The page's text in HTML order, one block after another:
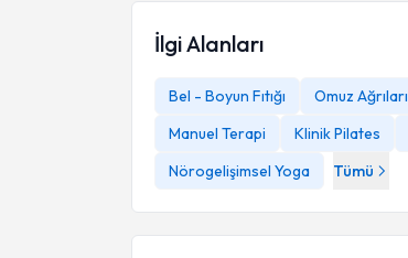
İlgi Alanları
Bel - Boyun Fıtığı Omuz Ağrıları
Manuel Terapi
Klinik Pilates
Nörogelişimsel Yoga
Tümü